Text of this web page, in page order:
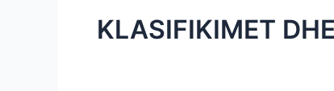
KLASIFIKIMET